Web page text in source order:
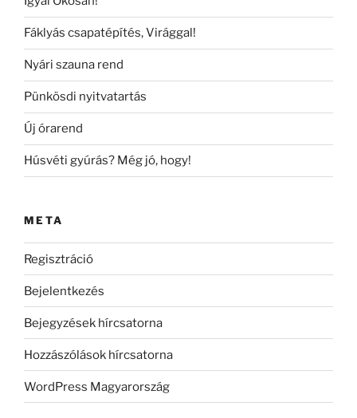
Fáklyás csapatépítés, Virággal!
Nyári szauna rend
Pünkösdi nyitvatartás
Új órarend
Húsvéti gyúrás? Még jó, hogy!
META
Regisztráció
Bejelentkezés
Bejegyzések hírcsatorna
Hozzászólások hírcsatorna
WordPress Magyarország